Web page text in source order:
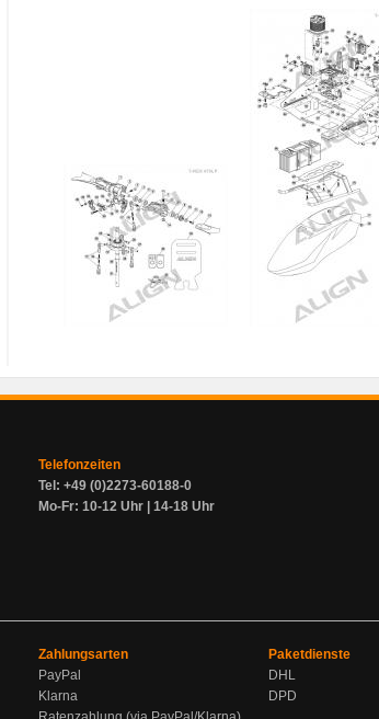
Telefonzeiten
Tel: +49 (0)2273-60188-0
Mo-Fr: 10-12 Uhr | 14-18 Uhr
Zahlungsarten
PayPal
Klarna
Paketdienste
DHL
DPD